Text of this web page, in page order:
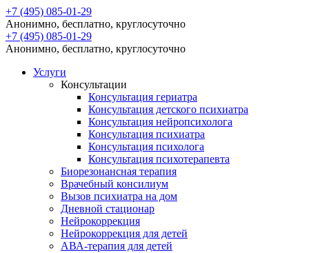
+7 (495) 085-01-29
Анонимно, бесплатно, круглосуточно
+7 (495) 085-01-29
Анонимно, бесплатно, круглосуточно
Услуги
Консультации
Консультация гериатра
Консультация детского психиатра
Консультация нейропсихолога
Консультация психиатра
Консультация психолога
Консультация психотерапевта
Биорезонансная терапия
Врачебный консилиум
Вызов психиатра на дом
Дневной стационар
Нейрокоррекция
Нейрокоррекция для детей
АВА-терапия для детей